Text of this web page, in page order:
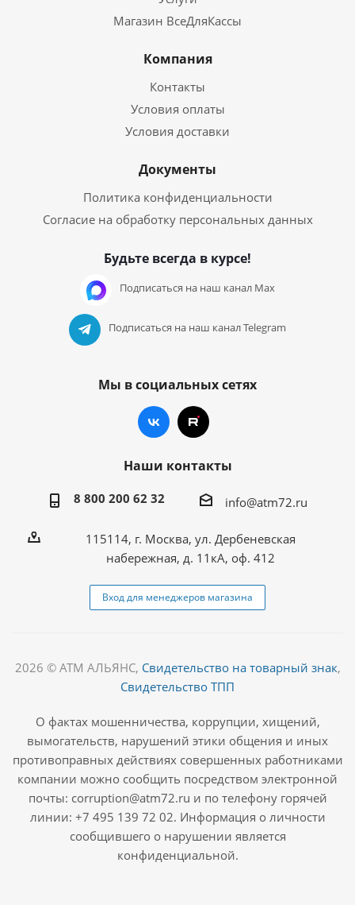
Магазин ВсеДляКассы
Компания
Контакты
Условия оплаты
Условия доставки
Документы
Политика конфиденциальности
Согласие на обработку персональных данных
Будьте всегда в курсе!
Подписаться на наш канал Max
Подписаться на наш канал Telegram
Мы в социальных сетях
Наши контакты
8 800 200 62 32 info@atm72.ru
115114, г. Москва, ул. Дербеневская
набережная, д. 11кА, оф. 412
Вход для менеджеров магазина
2026 © АТМ АЛЬЯНС, Свидетельство на товарный знак,
Свидетельство ТПП
О фактах мошенничества, коррупции, хищений,
вымогательств, нарушений этики общения и иных
противоправных действиях совершенных работниками
компании можно сообщить посредством электронной
почты: corruption@atm72.ru и по телефону горячей
линии: +7 495 139 72 02. Информация о личности
сообщившего о нарушении является
конфиденциальной.